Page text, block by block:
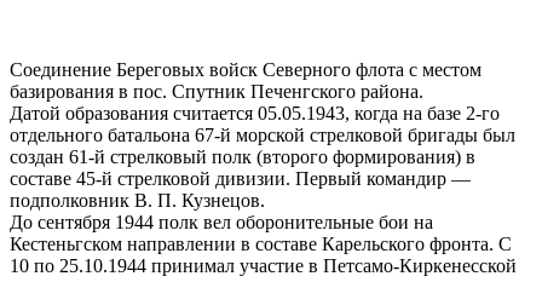
Соединение Береговых войск Северного флота с местом
базирования в пос. Спутник Печенгского района.
Датой образования считается 05.05.1943, когда на базе 2‑го
отдельного батальона 67‑й морской стрелковой бригады был
создан 61‑й стрелковый полк (второго формирования) в
составе 45‑й стрелковой дивизии. Первый командир —
подполковник В. П. Кузнецов.
До сентября 1944 полк вел оборонительные бои на
Кестеньгском направлении в составе Карельского фронта. С
10 по 25.10.1944 принимал участие в Петсамо‑Киркенесской